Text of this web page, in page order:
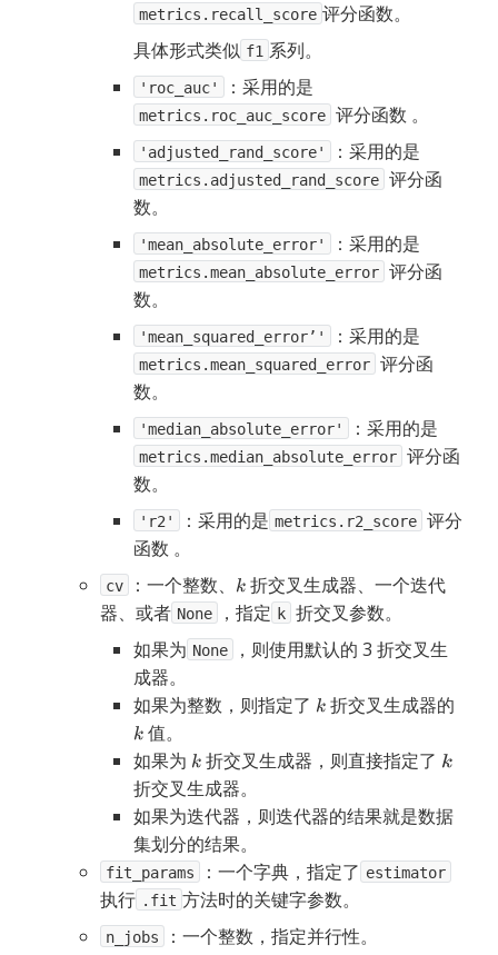
metrics.recall_score 评分函数。
具体形式类似 f1 系列。
'roc_auc' ：采用的是
metrics.roc_auc_score 评分函数 。
'adjusted_rand_score' ：采用的是
metrics.adjusted_rand_score 评分函
数。
'mean_absolute_error' ：采用的是
metrics.mean_absolute_error 评分函
数。
'mean_squared_error’' ：采用的是
metrics.mean_squared_error 评分函
数。
'median_absolute_error' ：采用的是
metrics.median_absolute_error 评分函
数。
'r2' ：采用的是 metrics.r2_score 评分
函数 。
cv ：一个整数、
折交叉生成器、一个迭代
器、或者 None ，指定 k 折交叉参数。
如果为 None
，则使用默认的 3 折交叉生
成器。
如果为整数，则指定了
折交叉生成器的
值。
如果为
折交叉生成器，则直接指定了
折交叉生成器。
如果为迭代器，则迭代器的结果就是数据
集划分的结果。
fit_params ：一个字典，指定了 estimator
执行 .fit 方法时的关键字参数。
n_jobs ：一个整数，指定并行性。